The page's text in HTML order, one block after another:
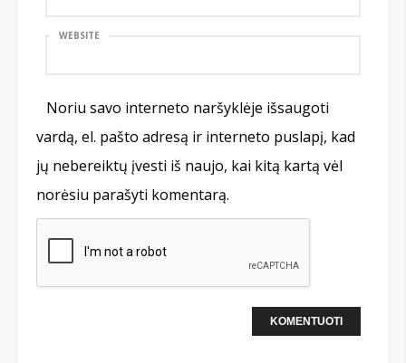
WEBSITE
Noriu savo interneto naršyklėje išsaugoti
vardą, el. pašto adresą ir interneto puslapį, kad
jų nebereiktų įvesti iš naujo, kai kitą kartą vėl
norėsiu parašyti komentarą.